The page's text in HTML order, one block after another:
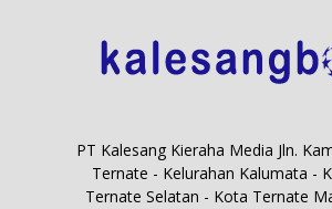
PT Kalesang Kieraha Media Jln.
Ternate - Kelurahan Kalumata -
Ternate Selatan - Kota Ternate